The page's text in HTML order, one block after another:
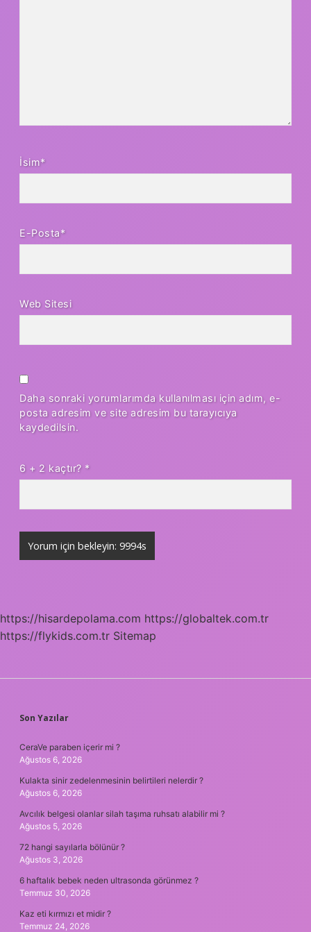
İsim*
E-Posta*
Web Sitesi
Daha sonraki yorumlarımda kullanılması için adım, e-
posta adresim ve site adresim bu tarayıcıya
kaydedilsin.
6 + 2 kaçtır? *
https://hisardepolama.com https://globaltek.com.tr
https://flykids.com.tr Sitemap
SIDEBAR
Son Yazılar
CeraVe paraben içerir mi ?
Ağustos 6, 2026
Kulakta sinir zedelenmesinin belirtileri nelerdir ?
Ağustos 6, 2026
Avcılık belgesi olanlar silah taşıma ruhsatı alabilir mi ?
Ağustos 5, 2026
72 hangi sayılarla bölünür ?
Ağustos 3, 2026
6 haftalık bebek neden ultrasonda görünmez ?
Temmuz 30, 2026
Kaz eti kırmızı et midir ?
Temmuz 24, 2026